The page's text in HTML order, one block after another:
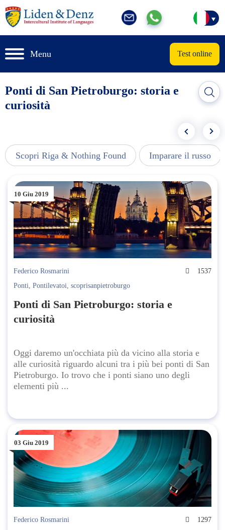
Menu Test online
Ponti di San Pietroburgo: storia e
curiosità
Scopri Riga & Nothing Found Imparare il russo
10 Giu 2019
Federico Rosmarini
1537
Ponti, Pontilevatoi, scoprisanpietroburgo
Ponti di San Pietroburgo: storia e
curiosità
Oggi daremo un'occhiata più da vicino alla storia e
alle curiosità riguardo alcuni tra i più bei ponti di San
Pietroburgo. Io trovo che i ponti siano uno degli
elementi più ...
03 Giu 2019
Federico Rosmarini
1297